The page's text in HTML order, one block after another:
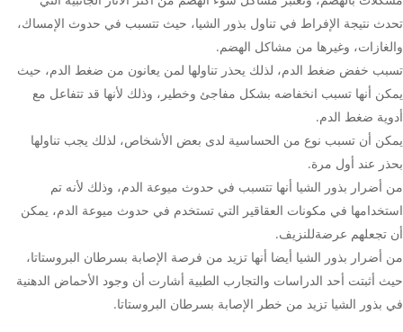
تحدث نتيجة الإفراط في تناول بذور الشيا، حيث تتسبب في حدوث الإمساك،
والغازات، وغيرها من مشاكل الهضم.
تسبب خفض ضغط الدم، لذلك يحذر تناولها لمن يعانون من ضغط الدم، حيث
يمكن أنها تسبب انخفاضه بشكل مفاجئ وخطير، وذلك لأنها قد تتفاعل مع
أدوية ضغط الدم.
يمكن أن تسبب نوع من الحساسية لدى بعض الأشخاص، لذلك يجب تناولها
بحذر عند أول مرة.
من أضرار بذور الشيا أنها تتسبب في حدوث ميوعة الدم، وذلك لأنه تم
استخدامها في مكونات العقاقير التي تستخدم في حدوث ميوعة الدم، يمكن
أن تجعلهم عرضةللنزيف.
من أضرار بذور الشيا أيضا أنها تزيد من فرصة الإصابة بسرطان البروستاتا،
حيث أثبتت أحد الدراسات والتجارب الطبية أشارت أن وجود الأحماض الدهنية
في بذور الشيا تزيد من خطر الإصابة بسرطان البروستاتا.